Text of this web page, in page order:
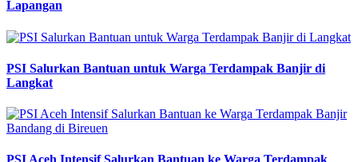
Lapangan
PSI Salurkan Bantuan untuk Warga Terdampak Banjir di
Langkat